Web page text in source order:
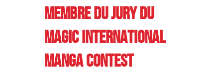
Membre du jury du
MAGIC International
Manga Contest